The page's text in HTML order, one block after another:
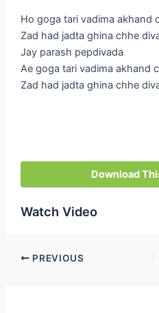
Ho goga tari vadima akhand
Zad had jadta ghina chhe
Jay parash pepdivada
Ae goga tari vadima akhand
Zad had jadta ghina chhe
Download
Watch Video
Post
PREVIOUS